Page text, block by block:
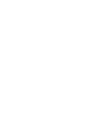
高岡市青年会議